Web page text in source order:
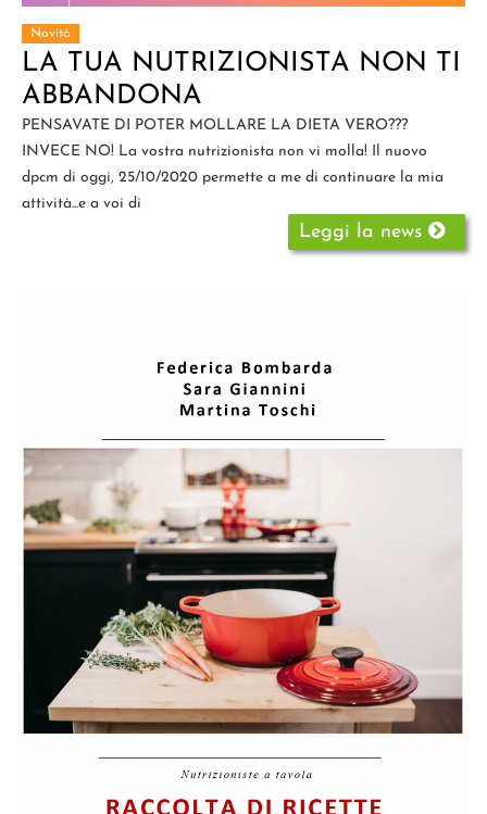
Novità
LA TUA NUTRIZIONISTA NON TI
ABBANDONA
PENSAVATE DI POTER MOLLARE LA DIETA VERO???
INVECE NO! La vostra nutrizionista non vi molla! Il nuovo
dpcm di oggi, 25/10/2020 permette a me di continuare la mia
attività...e a voi di
Leggi la news